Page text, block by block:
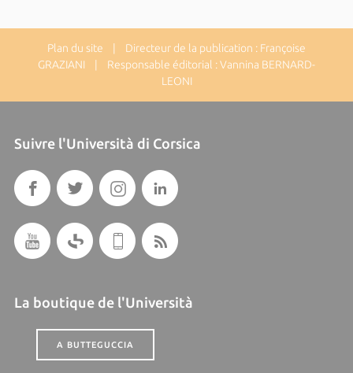
Plan du site | Directeur de la publication : Françoise
GRAZIANI | Responsable éditorial : Vannina BERNARD-
LEONI
Suivre l'Università di Corsica
La boutique de l'Università
A BUTTEGUCCIA